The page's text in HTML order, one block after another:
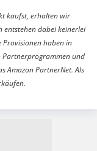
kaufst, erhalten wir
entstehen dabei keinerlei
Provisionen haben in
Partnerprogrammen und
Amazon PartnerNet. Als